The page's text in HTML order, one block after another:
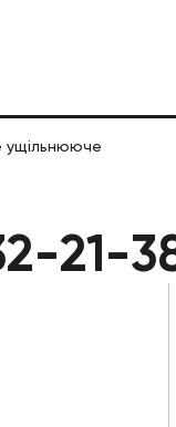
ДОРОЖНАЯ
ущільнююче
21-